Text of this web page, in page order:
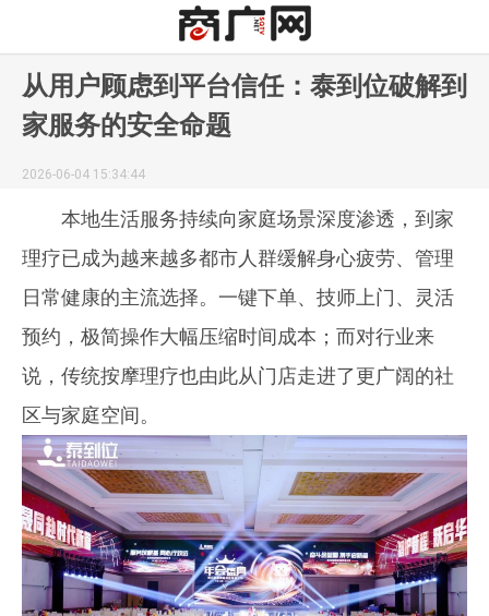
从用户顾虑到平台信任：泰到位破解到
家服务的安全命题
2026-06-04 15:34:44
本地生活服务持续向家庭场景深度渗透，到家
理疗已成为越来越多都市人群缓解身心疲劳、管理
日常健康的主流选择。一键下单、技师上门、灵活
预约，极简操作大幅压缩时间成本；而对行业来
说，传统按摩理疗也由此从门店走进了更广阔的社
区与家庭空间。